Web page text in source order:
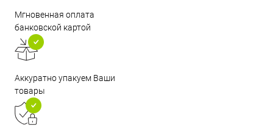
Мгновенная оплата
банковской картой
Аккуратно упакуем Ваши
товары